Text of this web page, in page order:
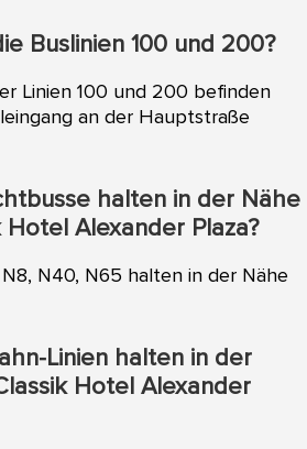
Buslinien 100 und 200?
Linien 100 und 200 befinden
an der Hauptstraße
halten in der Nähe
Hotel Alexander Plaza?
N40, N65 halten in der Nähe
Linien halten in der
Hotel Alexander